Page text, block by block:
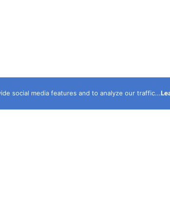
social media features and to analyze our traffic...